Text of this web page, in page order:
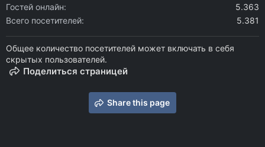
Гостей онлайн
5.363
Всего посетителей
5.381
Общее количество посетителей может включать в себя
скрытых пользователей.
Поделиться страницей
Share this page